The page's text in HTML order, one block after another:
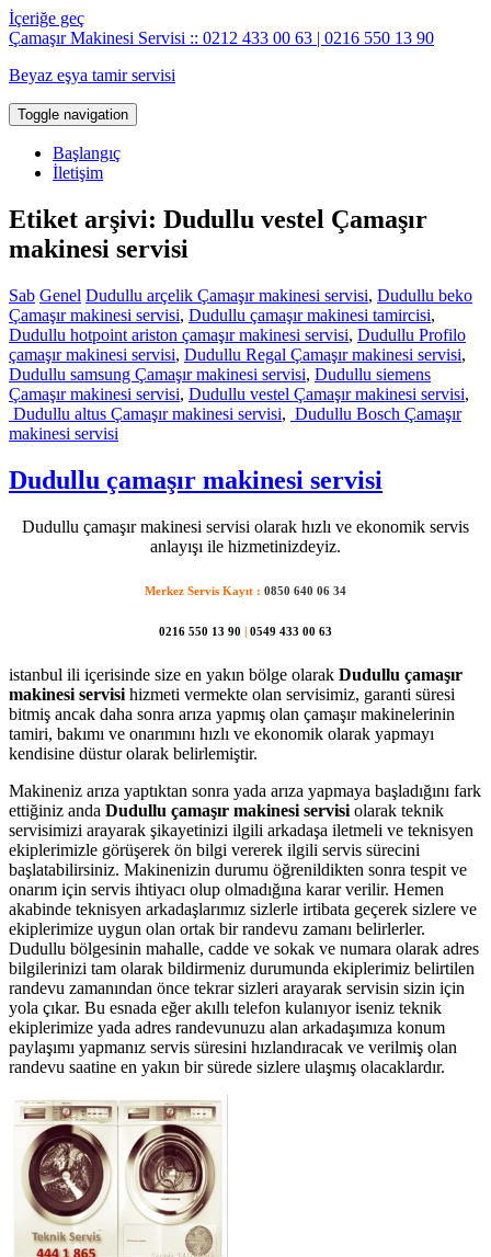
İçeriğe geç
Çamaşır Makinesi Servisi :: 0212 433 00 63 | 0216 550 13 90
Beyaz eşya tamir servisi
Toggle navigation
Başlangıç
İletişim
Etiket arşivi: Dudullu vestel Çamaşır
makinesi servisi
Sab Genel Dudullu arçelik Çamaşır makinesi servisi, Dudullu beko
Çamaşır makinesi servisi, Dudullu çamaşır makinesi tamircisi,
Dudullu hotpoint ariston çamaşır makinesi servisi, Dudullu Profilo
çamaşır makinesi servisi, Dudullu Regal Çamaşır makinesi servisi,
Dudullu samsung Çamaşır makinesi servisi, Dudullu siemens
Çamaşır makinesi servisi, Dudullu vestel Çamaşır makinesi servisi,
Dudullu altus Çamaşır makinesi servisi, Dudullu Bosch Çamaşır
makinesi servisi
Dudullu çamaşır makinesi servisi
Dudullu çamaşır makinesi servisi olarak hızlı ve ekonomik servis
anlayışı ile hizmetinizdeyiz.
Merkez Servis Kayıt : 0850 640 06 34
0216 550 13 90 | 0549 433 00 63
istanbul ili içerisinde size en yakın bölge olarak Dudullu çamaşır
makinesi servisi hizmeti vermekte olan servisimiz, garanti süresi
bitmiş ancak daha sonra arıza yapmış olan çamaşır makinelerinin
tamiri, bakımı ve onarımını hızlı ve ekonomik olarak yapmayı
kendisine düstur olarak belirlemiştir.
Makineniz arıza yaptıktan sonra yada arıza yapmaya başladığını fark
ettiğiniz anda Dudullu çamaşır makinesi servisi olarak teknik
servisimizi arayarak şikayetinizi ilgili arkadaşa iletmeli ve teknisyen
ekiplerimizle görüşerek ön bilgi vererek ilgili servis sürecini
başlatabilirsiniz. Makinenizin durumu öğrenildikten sonra tespit ve
onarım için servis ihtiyacı olup olmadığına karar verilir. Hemen
akabinde teknisyen arkadaşlarımız sizlerle irtibata geçerek sizlere ve
ekiplerimize uygun olan ortak bir randevu zamanı belirlerler.
Dudullu bölgesinin mahalle, cadde ve sokak ve numara olarak adres
bilgilerinizi tam olarak bildirmeniz durumunda ekiplerimiz belirtilen
randevu zamanından önce tekrar sizleri arayarak servisin sizin için
yola çıkar. Bu esnada eğer akıllı telefon kulanıyor iseniz teknik
ekiplerimize yada adres randevunuzu alan arkadaşımıza konum
paylaşımı yapmanız servis süresini hızlandıracak ve verilmiş olan
randevu saatine en yakın bir sürede sizlere ulaşmış olacaklardır.